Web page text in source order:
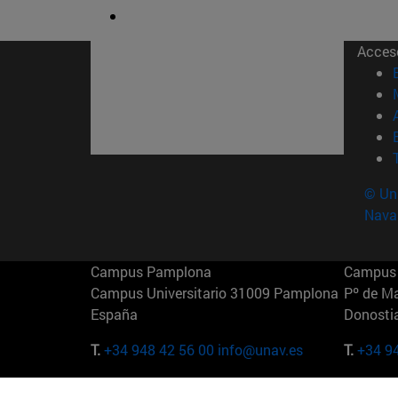
©
Campus Pamplona
Campus Universitario 31009 Pamplona
España
T.+34 948 42 56 00 info@unav.es
Pº de
T.+34